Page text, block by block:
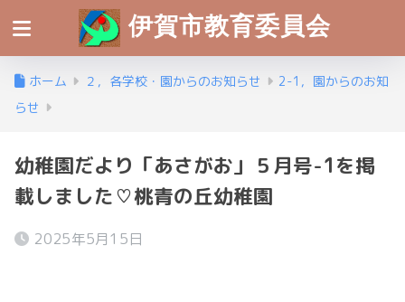
伊賀市教育委員会
ホーム ２，各学校・園からのお知らせ
2-1，園からのお知
らせ
幼稚園だより「あさがお」５月号-1を掲
載しました♡桃青の丘幼稚園
2025年5月15日